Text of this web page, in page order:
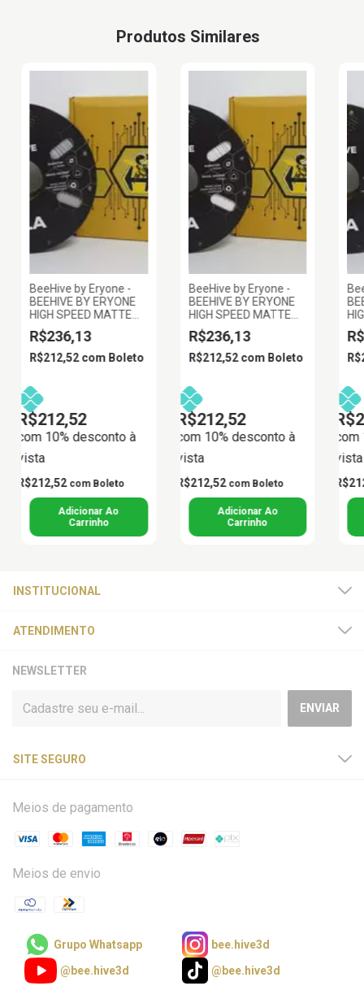
Produtos Similares
BeeHive by Eryone -
BEEHIVE BY ERYONE
HIGH SPEED MATTE
PLA CINZA 1.75MM
1KG
R$236,13
R$212,52com Boleto
R$212,52
com 10% desconto à
vista
R$212,52 com Boleto
BeeHive by Eryone -
BEEHIVE BY ERYONE
HIGH SPEED MATTE
PLA BRANCO 1.75MM
1KG
R$236,13
R$212,52com Boleto
R$212,52
com 10% desconto à
vista
R$212,52 com Boleto
vista
INSTITUCIONAL
ATENDIMENTO
NEWSLETTER
SITE SEGURO
Meios de pagamento
Meios de envio
Grupo Whatsapp
bee.hive3d
@bee.hive3d
@bee.hive3d